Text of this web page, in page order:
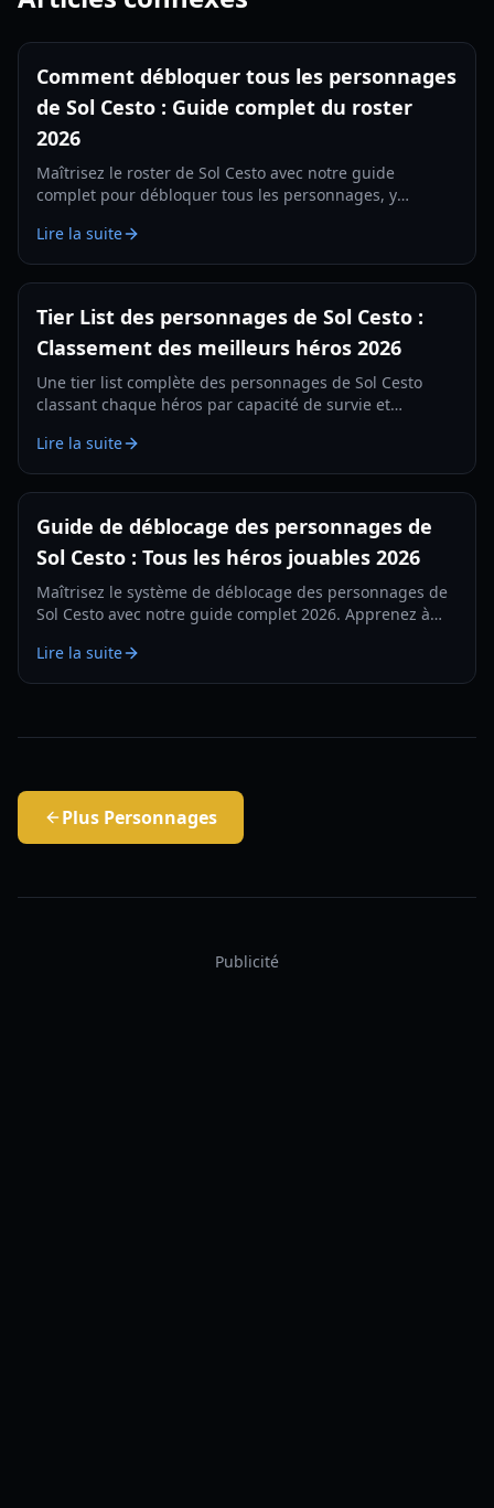
Comment débloquer tous les personnages
de Sol Cesto : Guide complet du roster
2026
Maîtrisez le roster de Sol Cesto avec notre guide
complet pour débloquer tous les personnages, y
conseils de méta-progression.
Lire la suite
Tier List des personnages de Sol Cesto :
Classement des meilleurs héros 2026
Une tier list complète des personnages de Sol Cesto
classant chaque héros par capacité de survie et
2026.
Lire la suite
Guide de déblocage des personnages de
Sol Cesto : Tous les héros jouables 2026
Maîtrisez le système de déblocage des personnages de
Sol Cesto avec notre guide complet 2026. Apprenez à
encore.
Lire la suite
Plus Personnages
Publicité